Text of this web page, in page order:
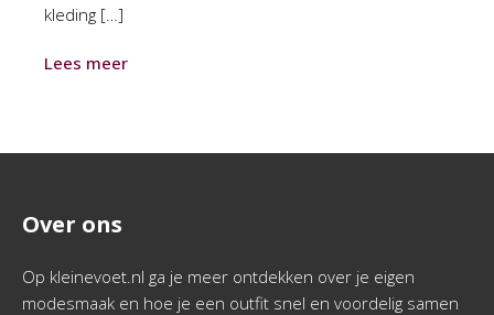
kleding […]
Lees meer
Over ons
Op kleinevoet.nl ga je meer ontdekken over je eigen
modesmaak en hoe je een outfit snel en voordelig samen